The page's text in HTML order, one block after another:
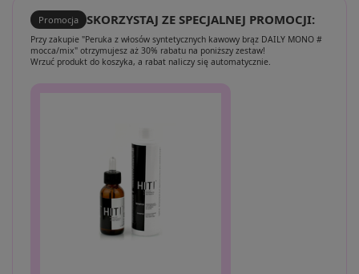
Promocja SKORZYSTAJ ZE SPECJALNEJ PROMOCJI:
Przy zakupie "Peruka z włosów syntetycznych kawowy brąz DAILY MONO #
mocca/mix" otrzymujesz aż 30% rabatu na poniższy zestaw!
Wrzuć produkt do koszyka, a rabat naliczy się automatycznie.